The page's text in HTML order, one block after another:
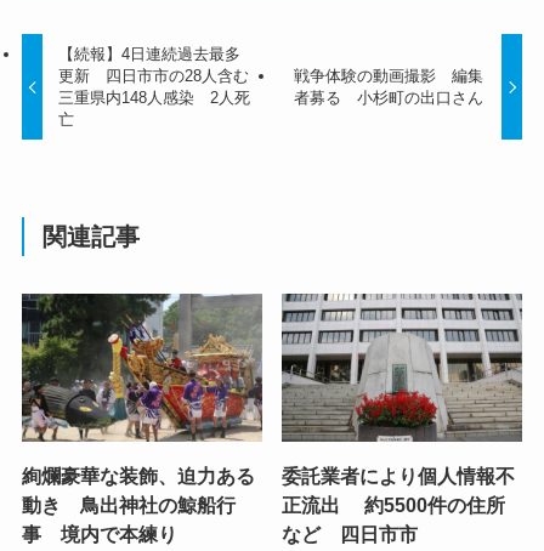
【続報】4日連続過去最多
更新 四日市市の28人含む
三重県内148人感染 2人死
亡
戦争体験の動画撮影 編集
者募る 小杉町の出口さん
関連記事
絢爛豪華な装飾、迫力ある
動き 鳥出神社の鯨船行
事 境内で本練り
委託業者により個人情報不
正流出 約5500件の住所
など 四日市市